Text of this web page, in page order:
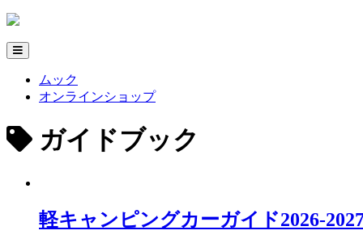
ムック
オンラインショップ
ガイドブック
軽キャンピングカーガイド2026-